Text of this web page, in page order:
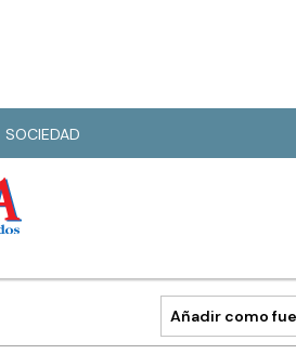
SOCIEDAD
Añadir como